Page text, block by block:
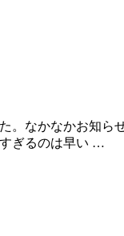
。なかなかお知
すぎるのは早い …